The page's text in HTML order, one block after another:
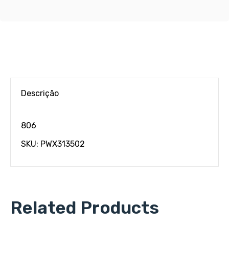
Descrição
806
SKU: PWX313502
Related Products